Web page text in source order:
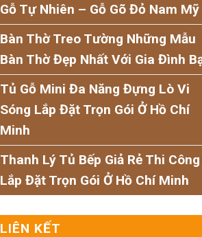
Gỗ Tự Nhiên – Gỗ Gõ Đỏ Nam Mỹ
Bàn Thờ Treo Tường Những Mẫu
Bàn Thờ Đẹp Nhất Với Gia Đình
Tủ Gỗ Mini Đa Năng Đựng Lò Vi
Sóng Lắp Đặt Trọn Gói Ở Hồ Chí
Minh
Thanh Lý Tủ Bếp Giả Rẻ Thi Công
Lắp Đặt Trọn Gói Ở Hồ Chí Minh
LIÊN KẾT